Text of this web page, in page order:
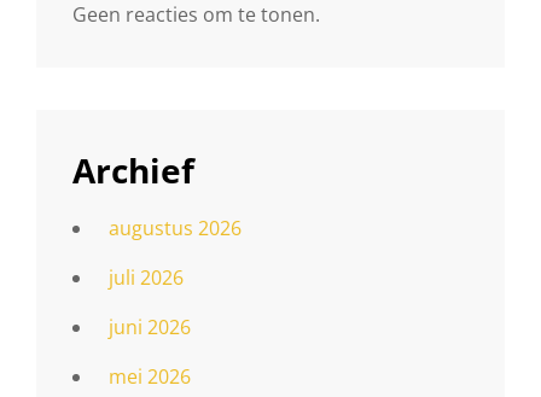
Geen reacties om te tonen.
Archief
augustus 2026
juli 2026
juni 2026
mei 2026